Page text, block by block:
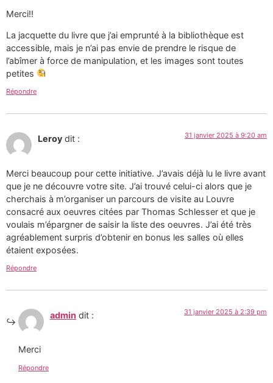
Merci!!
La jacquette du livre que j’ai emprunté à la bibliothèque est
accessible, mais je n’ai pas envie de prendre le risque de
l’abîmer à force de manipulation, et les images sont toutes
petites
Répondre
Leroy dit : 31 janvier 2025 à 9:20 am
Merci beaucoup pour cette initiative. J’avais déjà lu le livre avant
que je ne découvre votre site. J’ai trouvé celui-ci alors que je
cherchais à m’organiser un parcours de visite au Louvre
consacré aux oeuvres citées par Thomas Schlesser et que je
voulais m’épargner de saisir la liste des oeuvres. J’ai été très
agréablement surpris d’obtenir en bonus les salles où elles
étaient exposées.
Répondre
admin dit : 31 janvier 2025 à 2:39 pm
Merci
Répondre